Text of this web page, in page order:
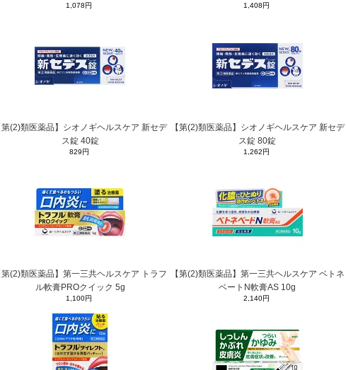
1,078円 1,408円
(2)類医薬品】シオノギヘルスケア 新セデ
ス錠 40錠
829円
【第(2)類医薬品】シオノギヘルスケア 新セデ
ス錠 80錠
1,262円
(2)類医薬品】第一三共ヘルスケア トラフ
ル軟膏PROクイック 5g
1,100円
【第(2)類医薬品】第一三共ヘルスケア ベトネ
ベートN軟膏AS 10g
2,140円